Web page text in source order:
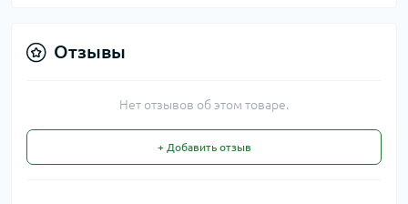
Отзывы
Нет отзывов об этом товаре.
+ Добавить отзыв